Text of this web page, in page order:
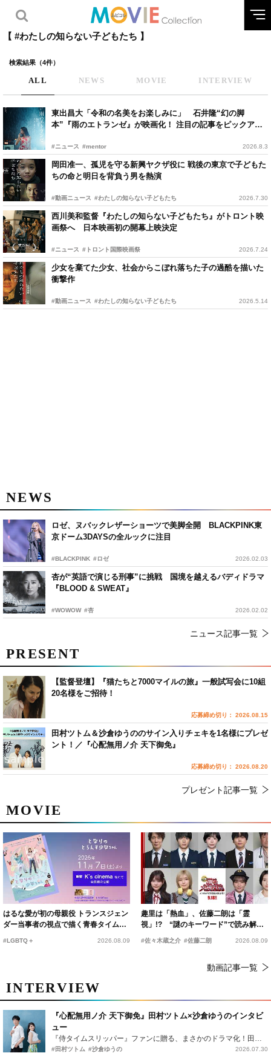
【 #わたしの知らない子どもたち 】
検索結果（4件）
ALL NEWS MOVIE INTERVIEW
東出昌大「令和の名美をお楽しみに」 石井隆“幻の脚
本”『雨のエトランゼ』が映画化！ 注目の記事をピックアッ
#ニュース #mentor 2026.8.3
岡田准一、孤児を守る新興ヤクザ役に 戦後の東京で子どもた
ちの命と明日を背負う男を熱演
#動画ニュース #わたしの知らない子どもたち 2026.7.30
西川美和監督『わたしの知らない子どもたち』がトロント映
画祭へ 日本映画初の開幕上映決定
#ニュース #トロント国際映画祭 2026.7.24
少女を棄てた少女、社会からこぼれ落ちた子の過酷を描いた
衝撃作
#動画ニュース #わたしの知らない子どもたち 2026.5.14
NEWS
ロゼ、ヌバックレザーショーツで美脚全開 BLACKPINK東
京ドーム3DAYSの全ルックに注目
#BLACKPINK #ロゼ 2026.02.03
杏が“英語で演じる刑事”に挑戦 国境を越えるバディドラマ
『BLOOD & SWEAT』
#WOWOW #杏 2026.02.02
ニュース記事一覧
MOVIE
はるな愛が初の母親役 トランスジェン
ダー当事者の視点で描く青春タイムス
#LGBTQ＋ 2026.08.09
趣里は「熱血」、佐藤二朗は「霊
視」!? “謎のキーワード”で読み解く
『踊る大捜査線 N.E.W.』新メンバー
#佐々木蔵之介 #佐藤二朗 2026.08.09
動画記事一覧
INTERVIEW
『心配無用ノ介 天下御免』田村ツトム×沙倉ゆうのインタビ
ュー
『侍タイムスリッパー』ファンに贈る、まさかのドラマ化！田村ツトム×沙倉ゆうのが語る『心配無用ノ介』撮影秘話
#田村ツトム #沙倉ゆうの 2026.07.30
PRESENT
【監督登壇】『猫たちと7000マイルの旅』一般試写会に10組
20名様をご招待！
応募締め切り： 2026.08.15
田村ツトム＆沙倉ゆうののサイン入りチェキを1名様にプレゼ
ント！／『心配無用ノ介 天下御免』
応募締め切り： 2026.08.20
プレゼント記事一覧